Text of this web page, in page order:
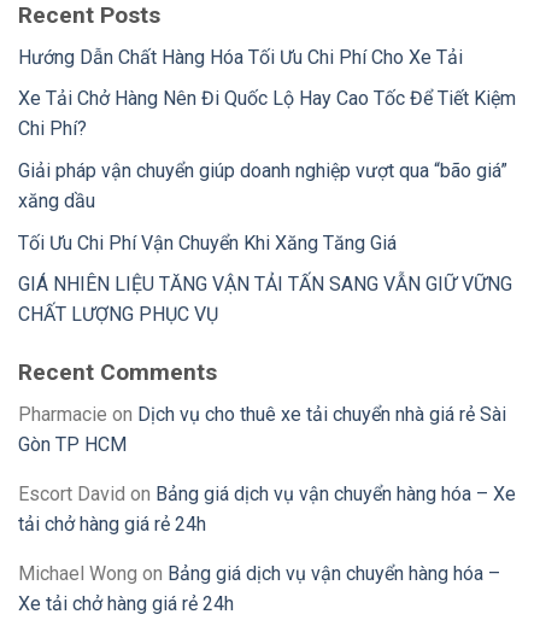
Recent Posts
Hướng Dẫn Chất Hàng Hóa Tối Ưu Chi Phí Cho Xe Tải
Xe Tải Chở Hàng Nên Đi Quốc Lộ Hay Cao Tốc Để Tiết Kiệm
Chi Phí?
Giải pháp vận chuyển giúp doanh nghiệp vượt qua “bão giá”
xăng dầu
Tối Ưu Chi Phí Vận Chuyển Khi Xăng Tăng Giá
GIÁ NHIÊN LIỆU TĂNG VẬN TẢI TẤN SANG VẪN GIỮ VỮNG
CHẤT LƯỢNG PHỤC VỤ
Recent Comments
Pharmacie on Dịch vụ cho thuê xe tải chuyển nhà giá rẻ Sài
Gòn TP HCM
Escort David on Bảng giá dịch vụ vận chuyển hàng hóa – Xe
tải chở hàng giá rẻ 24h
Michael Wong on Bảng giá dịch vụ vận chuyển hàng hóa –
Xe tải chở hàng giá rẻ 24h